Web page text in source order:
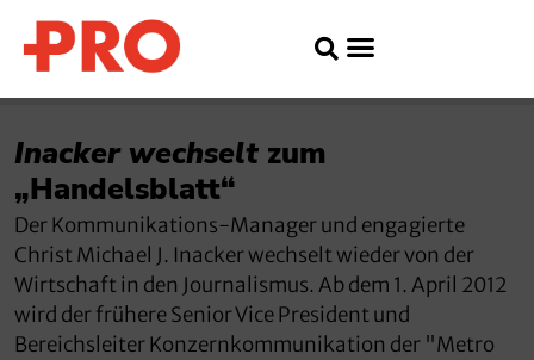
Inacker wechselt zum
„Handelsblatt“
Der Kommunikations-Manager und engagierte
Christ Michael J. Inacker wechselt wieder von der
Wirtschaft in den Journalismus. Ab dem 1. April 2012
wird der frühere Senior Vice President und
Bereichsleiter Konzernkommunikation der "Metro